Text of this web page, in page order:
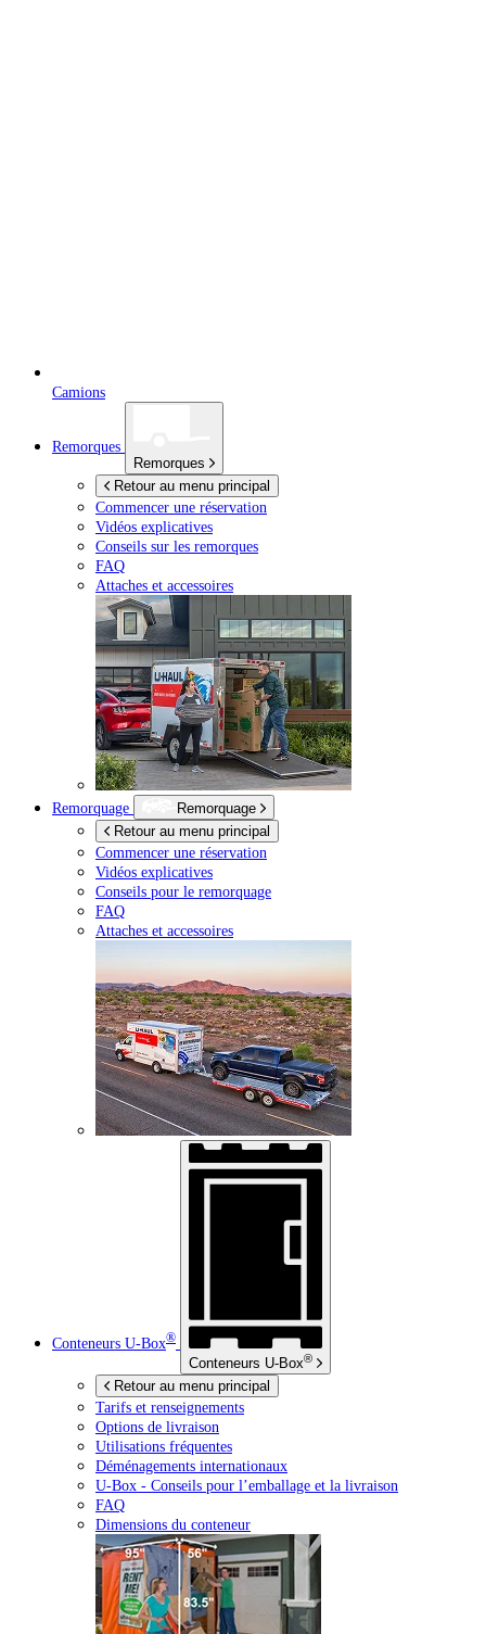
Camions
Remorques
Remorques
Retour au menu principal
Commencer une réservation
Vidéos explicatives
Conseils sur les remorques
FAQ
Attaches et accessoires
Remorquage
Remorquage
Retour au menu principal
Commencer une réservation
Vidéos explicatives
Conseils pour le remorquage
FAQ
Attaches et accessoires
Conteneurs U-Box®
Conteneurs U-Box®
Retour au menu principal
Tarifs et renseignements
Options de livraison
Utilisations fréquentes
Déménagements internationaux
U-Box - Conseils pour l’emballage et la livraison
FAQ
Dimensions du conteneur